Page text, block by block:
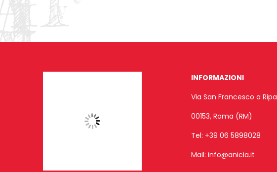
INFORMAZIONI
Via San Francesco a
00153, Roma (RM)
Tel: +39 06 5898028
Mail: info@anicia.it